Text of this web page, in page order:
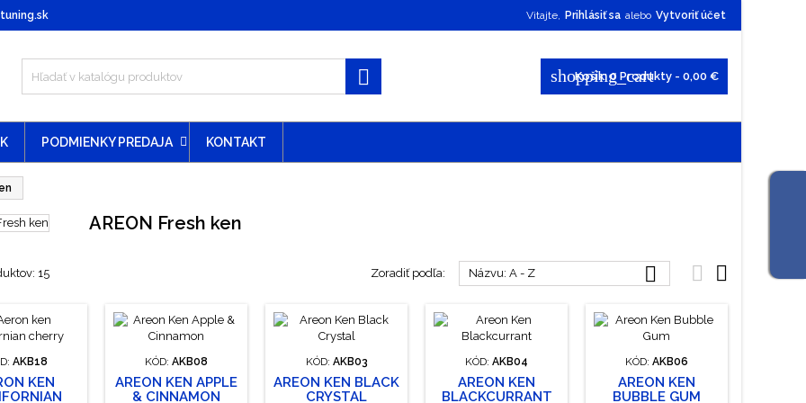
Vitajte, Prihlásiť sa alebo Vytvoriť účet
shopping_cart
Košík: 0 Produkty - 0,00 €

PODMIENKY PREDAJA KONTAKT
AREON Fresh ken
15 Zoradiť podľa: Názvu: A - Z   
AKB18
KEN
KÓD: AKB08
AREON KEN APPLE
& CINNAMON
KÓD: AKB03
AREON KEN BLACK
CRYSTAL
KÓD: AKB04
AREON KEN
BLACKCURRANT
KÓD: AKB06
AREON KEN
BUBBLE GUM